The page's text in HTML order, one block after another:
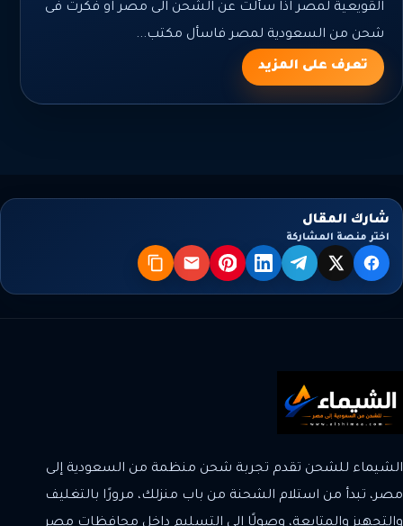
القويعية لمصر اذا سألت عن الشحن الى مصر او فكرت فى
شحن من السعودية لمصر فاسأل مكتب...
تعرف على المزيد
شارك المقال
اختر منصة المشاركة
فيسبوك
X تيليجراملينكدإنبنترستالبريد نسخ
الشيماء للشحن تقدم تجربة شحن منظمة من السعودية إلى
مصر، تبدأ من استلام الشحنة من باب منزلك، مرورًا بالتغليف
والتجهيز والمتابعة، وصولًا إلى التسليم داخل محافظات مصر